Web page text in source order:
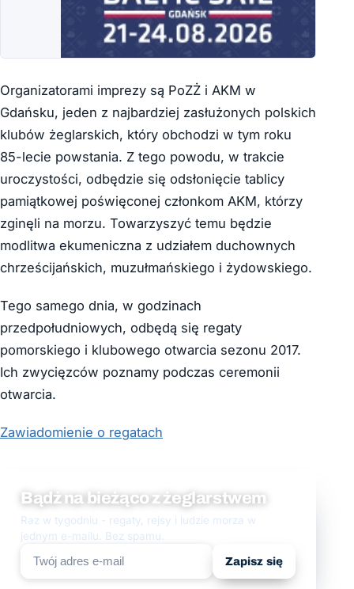
Organizatorami imprezy są PoZŻ i AKM w
Gdańsku, jeden z najbardziej zasłużonych polskich
klubów żeglarskich, który obchodzi w tym roku
85-lecie powstania. Z tego powodu, w trakcie
uroczystości, odbędzie się odsłonięcie tablicy
pamiątkowej poświęconej członkom AKM, którzy
zginęli na morzu. Towarzyszyć temu będzie
modlitwa ekumeniczna z udziałem duchownych
chrześcijańskich, muzułmańskiego i żydowskiego.
Tego samego dnia, w godzinach
przedpołudniowych, odbędą się regaty
pomorskiego i klubowego otwarcia sezonu 2017.
Ich zwycięzców poznamy podczas ceremonii
otwarcia.
Zawiadomienie o regatach
Bądź na bieżąco z żeglarstwem
Raz w tygodniu - regaty, rejsy i ludzie morza w
jednym e-mailu. Bez spamu.
Zapisz się